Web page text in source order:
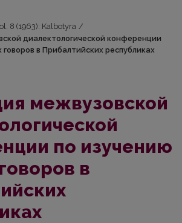
8 (1963): Kalbotyra /
диалектологической конференции
говоров в Прибалтийских республиках
межвузовской
по изучению
в